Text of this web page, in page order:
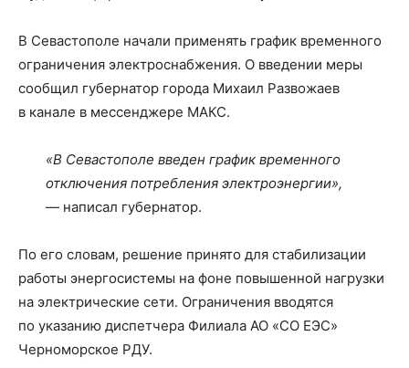
В Севастополе начали применять график временного
ограничения электроснабжения. О введении меры
сообщил губернатор города Михаил Развожаев
в канале в мессенджере МАКС.
«В Севастополе введен график временного
отключения потребления электроэнергии»,
— написал губернатор.
По его словам, решение принято для стабилизации
работы энергосистемы на фоне повышенной нагрузки
на электрические сети. Ограничения вводятся
по указанию диспетчера Филиала АО «СО ЕЭС»
Черноморское РДУ.